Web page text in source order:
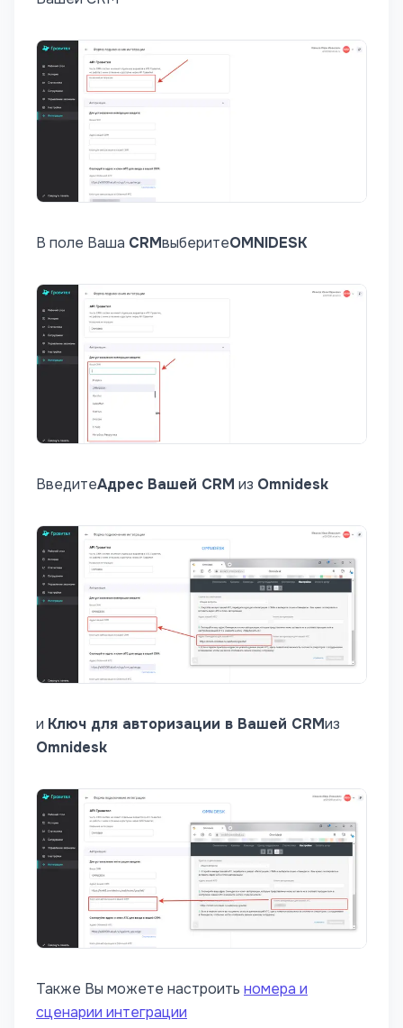
В поле Ваша CRMвыберитеOMNIDESK
ВведитеАдрес Вашей CRM из Omnidesk
и Ключ для авторизации в Вашей CRMиз
Omnidesk
Также Вы можете настроить номера и
сценарии интеграции